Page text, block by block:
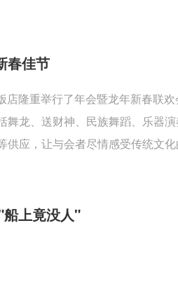
春佳节
隆重举行了年会暨龙年新春联
龙、送财神、民族舞蹈、乐器
应，让与会者尽情感受传统文化
上竟没人"